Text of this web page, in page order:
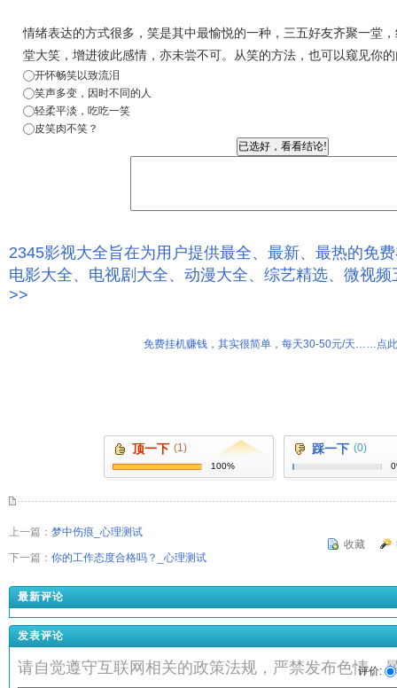
情绪表达的方式很多，笑是其中最愉悦的一种，三五好友齐聚一堂
堂大笑，增进彼此感情，亦未尝不可。从笑的方法，也可以窥见你
开怀畅笑以致流泪
笑声多变，因时不同的人
轻柔平淡，吃吃一笑
皮笑肉不笑？
2345影视大全旨在为用户提供最全、最新、最热的免
电影大全、电视剧大全、动漫大全、综艺精选、微视
>>
免费挂机赚钱，其实很简单，每天30-50元/天……点
顶一下 (1)
100%
踩一下 (0)
上一篇： 梦中伤痕_心理测试
下一篇： 你的工作态度合格吗？_心理测试
收藏
最新评论
发表评论
请自觉遵守互联网相关的政策法规，严禁发布色情、
评价: